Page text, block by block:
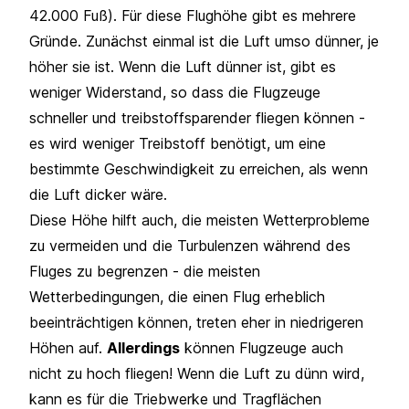
42.000 Fuß). Für diese Flughöhe gibt es mehrere
Gründe. Zunächst einmal ist die Luft umso dünner, je
höher sie ist. Wenn die Luft dünner ist, gibt es
weniger Widerstand, so dass die Flugzeuge
schneller und treibstoffsparender fliegen können -
es wird weniger Treibstoff benötigt, um eine
bestimmte Geschwindigkeit zu erreichen, als wenn
die Luft dicker wäre.
Diese Höhe hilft auch, die meisten Wetterprobleme
zu vermeiden und die Turbulenzen während des
Fluges zu begrenzen - die meisten
Wetterbedingungen, die einen Flug erheblich
beeinträchtigen können, treten eher in niedrigeren
Höhen auf. Allerdings können Flugzeuge auch
nicht zu hoch fliegen! Wenn die Luft zu dünn wird,
kann es für die Triebwerke und Tragflächen